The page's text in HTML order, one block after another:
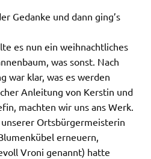
Gedanke und dann ging’s
es nun ein weihnachtliches
was sonst. Nach
war klar, was es werden
Anleitung von Kerstin und
machten wir uns ans Werk.
Ortsbürgermeisterin
erneuern,
Vroni genannt) hatte